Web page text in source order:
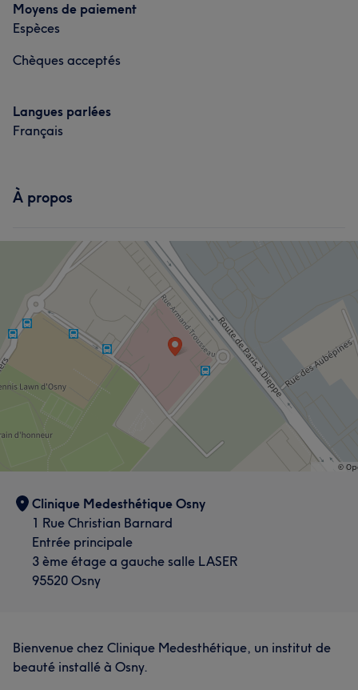
Qualifié/e 5
Moyens de paiement
Espèces
Chèques acceptés
Langues parlées
Français
À propos
Clinique Medesthétique Osny
1 Rue Christian Barnard
Entrée principale
3 ème étage a gauche salle LASER
95520 Osny
Bienvenue chez Clinique Medesthétique, un institut de
beauté installé à Osny.